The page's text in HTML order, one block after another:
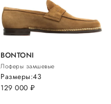
BONTONI
Лоферы замшевые
129 000руб.
Размеры:43